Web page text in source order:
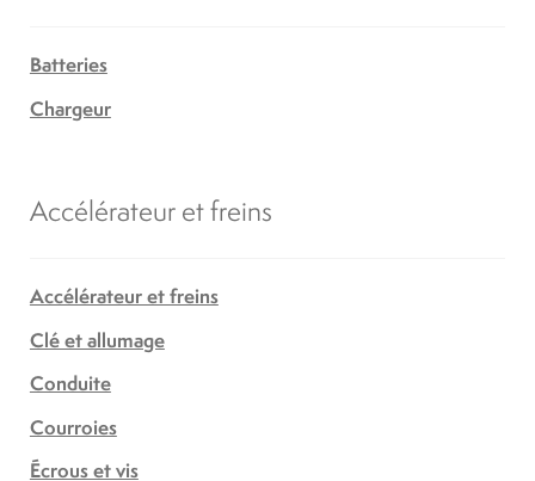
Batteries
Chargeur
Accélérateur et freins
Accélérateur et freins
Clé et allumage
Conduite
Courroies
Écrous et vis